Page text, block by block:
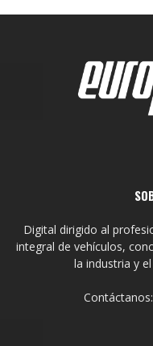
Digital dirigido al
integral de vehículos,
la industria y
Contáctanos: